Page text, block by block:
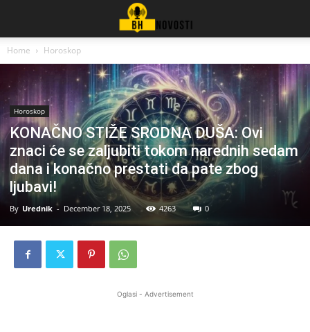
Home Horoskop
Horoskop
KONAČNO STIŽE SRODNA DUŠA: Ovi
znaci će se zaljubiti tokom narednih sedam
dana i konačno prestati da pate zbog
ljubavi!
By Urednik - December 18, 2025 4263 0
Oglasi - Advertisement